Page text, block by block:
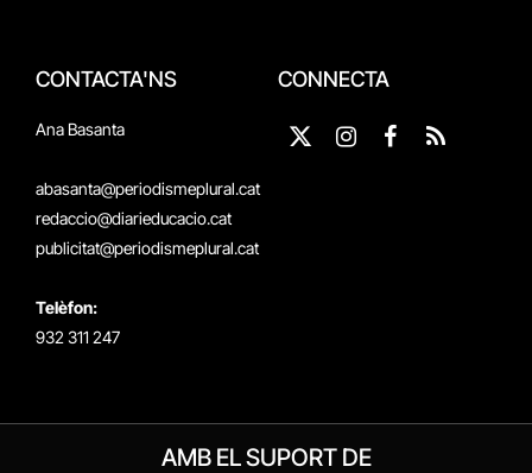
CONTACTA'NS
Ana Basanta
abasanta@periodismeplural.cat
redaccio@diarieducacio.cat
publicitat@periodismeplural.cat
Telèfon:
932 311 247
CONNECTA
X
InstagramFacebook
RSS
AMB EL SUPORT DE